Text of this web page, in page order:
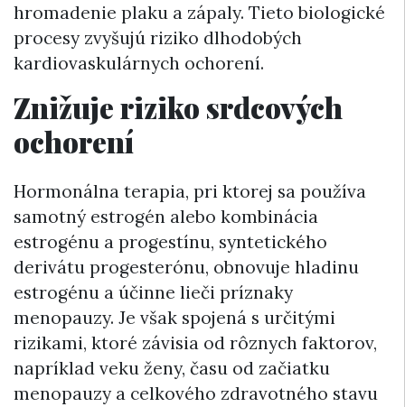
hromadenie plaku a zápaly. Tieto biologické
procesy zvyšujú riziko dlhodobých
kardiovaskulárnych ochorení.
Znižuje riziko srdcových
ochorení
Hormonálna terapia, pri ktorej sa používa
samotný estrogén alebo kombinácia
estrogénu a progestínu, syntetického
derivátu progesterónu, obnovuje hladinu
estrogénu a účinne lieči príznaky
menopauzy. Je však spojená s určitými
rizikami, ktoré závisia od rôznych faktorov,
napríklad veku ženy, času od začiatku
menopauzy a celkového zdravotného stavu